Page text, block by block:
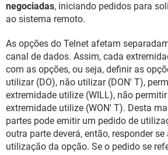
negociadas, iniciando pedidos para
ao sistema remoto.
As opções do Telnet afetam
canal de dados. Assim, cada
com as opções, ou seja, definir as
utilizar (DO), não utilizar (DON' T),
extremidade utilize (WILL), não
extremidade utilize (WON' T). Desta
partes pode emitir um pedido de
outra parte deverá, então, responder
utilização da opção. Se o pedido se